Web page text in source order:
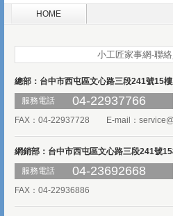
HOME
小工匠家事網-聯
總部：台中市西屯區文心路三段241號15
服務電話
04-22937766
FAX：04-22937728 E-mail：
網銷部：台中市西屯區文心路三段241號
服務電話
04-23692668
FAX：04-22936886